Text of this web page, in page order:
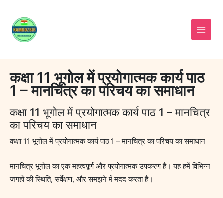
content
कक्षा 11 भूगोल में प्रयोगात्मक कार्य पाठ
1 – मानचित्र का परिचय का समाधान
कक्षा 11 भूगोल में प्रयोगात्मक कार्य पाठ 1 – मानचित्र
का परिचय का समाधान
कक्षा 11 भूगोल में प्रयोगात्मक कार्य पाठ 1 – मानचित्र का परिचय का समाधान
मानचित्र भूगोल का एक महत्वपूर्ण और प्रयोगात्मक उपकरण है। यह हमें विभिन्न
जगहों की स्थिति, सर्वेक्षण, और समझने में मदद करता है।